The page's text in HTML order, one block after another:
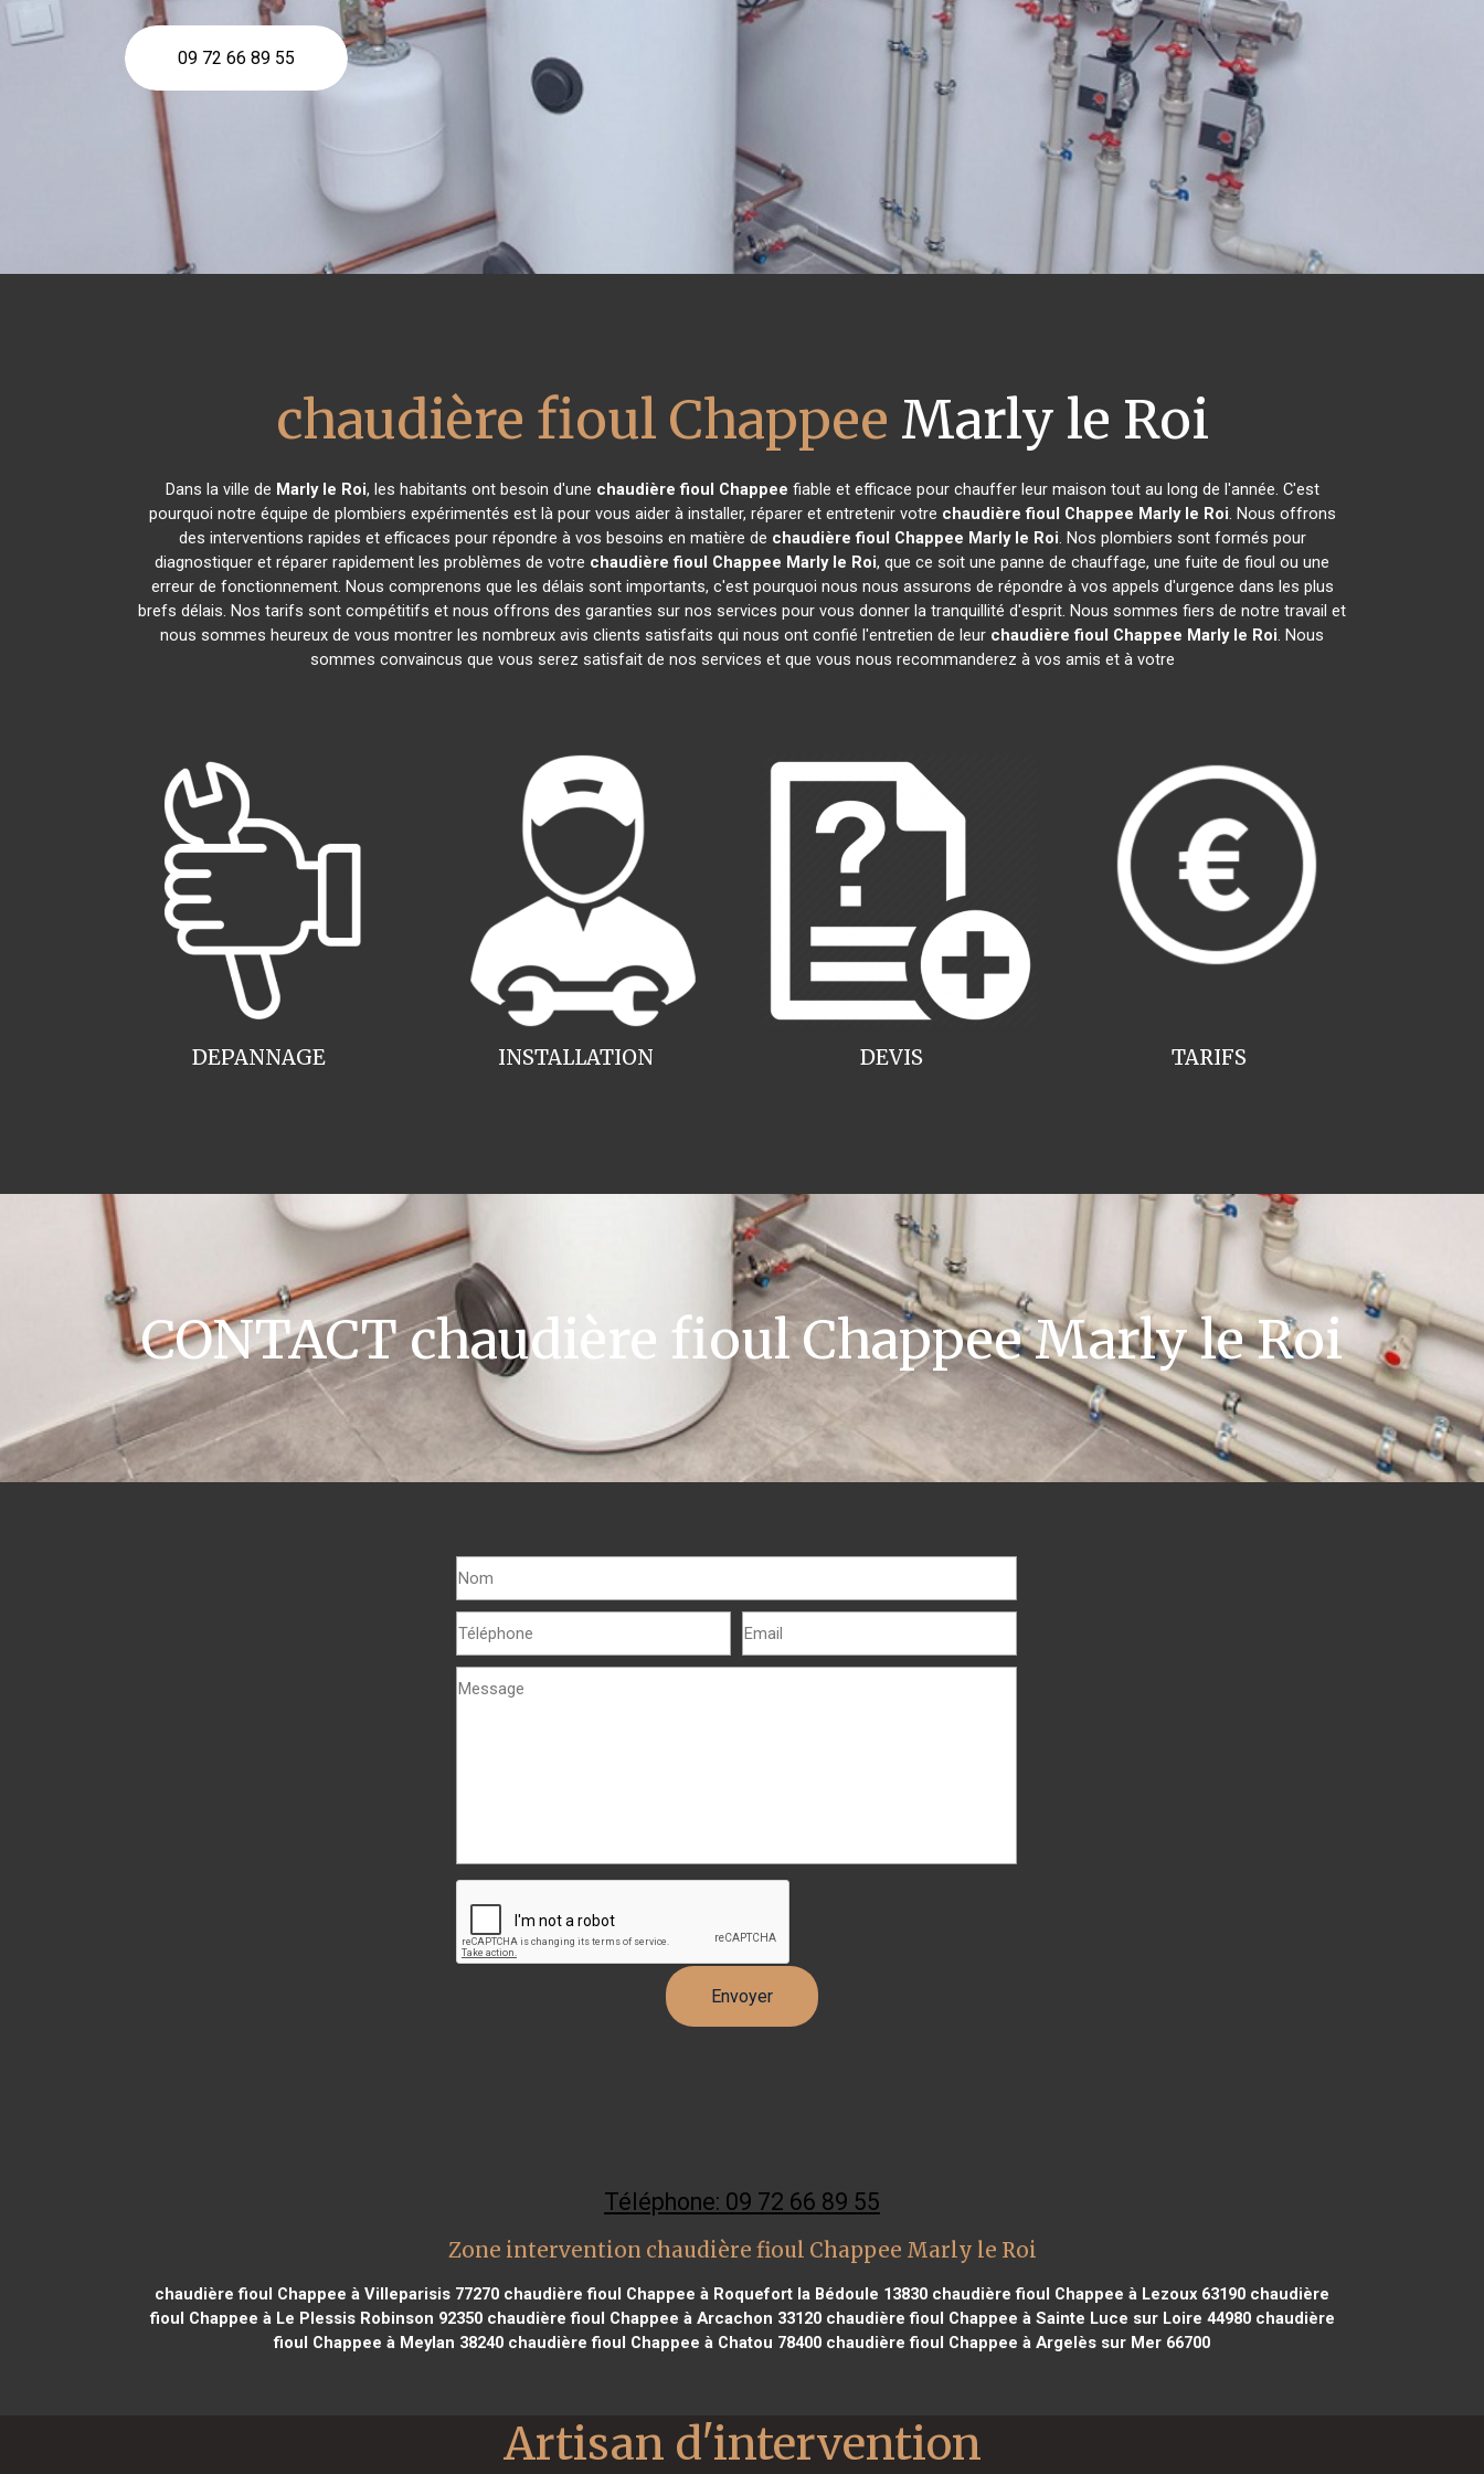
09 72 66 89 55
chaudière fioul Chappee Marly le Roi
Dans la ville de Marly le Roi, les habitants ont besoin d'une chaudière fioul Chappee fiable et efficace pour chauffer leur maison tout au long de l'année. C'est
pourquoi notre équipe de plombiers expérimentés est là pour vous aider à installer, réparer et entretenir votre chaudière fioul Chappee Marly le Roi. Nous offrons
des interventions rapides et efficaces pour répondre à vos besoins en matière de chaudière fioul Chappee Marly le Roi. Nos plombiers sont formés pour
diagnostiquer et réparer rapidement les problèmes de votre chaudière fioul Chappee Marly le Roi, que ce soit une panne de chauffage, une fuite de fioul ou une
erreur de fonctionnement. Nous comprenons que les délais sont importants, c'est pourquoi nous nous assurons de répondre à vos appels d'urgence dans les plus
brefs délais. Nos tarifs sont compétitifs et nous offrons des garanties sur nos services pour vous donner la tranquillité d'esprit. Nous sommes fiers de notre travail et
nous sommes heureux de vous montrer les nombreux avis clients satisfaits qui nous ont confié l'entretien de leur chaudière fioul Chappee Marly le Roi. Nous
sommes convaincus que vous serez satisfait de nos services et que vous nous recommanderez à vos amis et à votre
INSTALLATION
DEPANNAGE TARIFS
DEVIS
CONTACT chaudière fioul Chappee Marly le Roi
Téléphone: 09 72 66 89 55
Zone intervention chaudière fioul Chappee Marly le Roi
chaudière fioul Chappee à Villeparisis 77270 chaudière fioul Chappee à Roquefort la Bédoule 13830 chaudière fioul Chappee à Lezoux 63190 chaudière
fioul Chappee à Le Plessis Robinson 92350chaudière fioul Chappee à Arcachon 33120chaudière fioul Chappee à Sainte Luce sur Loire 44980chaudière
fioul Chappee à Meylan 38240 chaudière fioul Chappee à Chatou 78400 chaudière fioul Chappee à Argelès sur Mer 66700
Artisan d'intervention